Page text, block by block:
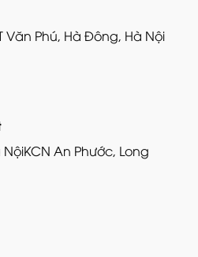
Văn Phú, Hà Đông, Hà Nội
NộiKCN An Phước, Long